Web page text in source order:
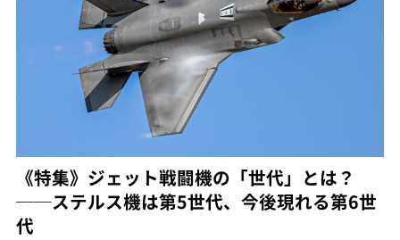
《特集》ジェット戦闘機の「世代」とは？
──ステルス機は第5世代、今後現れる第6世
代